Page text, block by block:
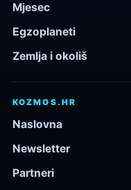
Mjesec
Egzoplaneti
Zemlja i okoliš
KOZMOS.HR
Naslovna
Newsletter
Partneri